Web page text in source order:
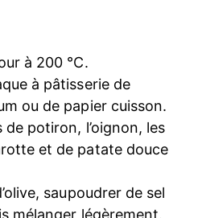
à 200 °C.
à pâtisserie de
ou de papier cuisson.
de potiron, l’oignon, les
et de patate douce
saupoudrer de sel
mélanger légèrement.